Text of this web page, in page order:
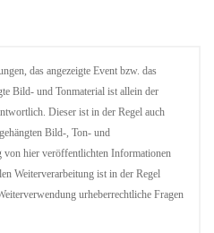
das angezeigte Event bzw. das
Bild- und Tonmaterial ist allein der
Dieser ist in der Regel auch
Bild-, Ton- und
hier veröffentlichten Informationen
Weiterverarbeitung ist in der Regel
urheberrechtliche Fragen